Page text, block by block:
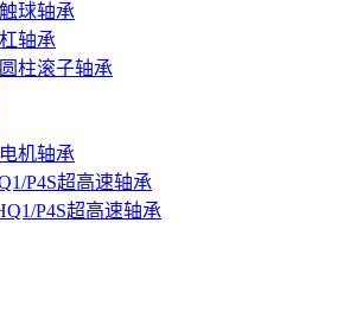
球轴承
轴承
柱滚子轴承
机轴承
P4S超高速轴承
P4S超高速轴承